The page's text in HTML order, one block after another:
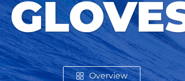
Overview